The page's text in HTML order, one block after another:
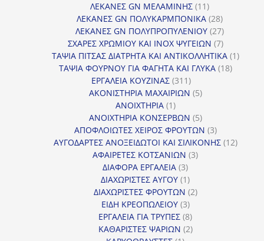
ΛΕΚΑΝΕΣ GN ΜΕΛΑΜΙΝΗΣ 1111
προϊόντα
ΛΕΚΑΝΕΣ GN ΠΟΛΥΚΑΡΜΠΟΝΙΚΑ 2828
προϊόντα
ΛΕΚΑΝΕΣ GN ΠΟΛΥΠΡΟΠΥΛΕΝΙΟΥ 2727
προϊόντα
ΣΧΑΡΕΣ ΧΡΩΜΙΟΥ ΚΑΙ INOX ΨΥΓΕΙΩΝ 77
προϊόντα
ΤΑΨΙΑ ΠΙΤΣΑΣ ΔΙΑΤΡΗΤΑ ΚΑΙ ΑΝΤΙΚΟΛΛΗΤΙΚΑ 11
ΤΑΨΙΑ ΦΟΥΡΝΟΥ ΓΙΑ ΦΑΓΗΤΑ ΚΑΙ ΓΛΥΚΑ 1818
ΕΡΓΑΛΕΙΑ ΚΟΥΖΙΝΑΣ 311311
προϊόντα
ΑΚΟΝΙΣΤΗΡΙΑ ΜΑΧΑΙΡΙΩΝ 55
ΑΝΟΙΧΤΗΡΙΑ 11
προϊόν
ΑΝΟΙΧΤΗΡΙΑ ΚΟΝΣΕΡΒΩΝ 55
προϊόντα
ΑΠΟΦΛΟΙΩΤΕΣ ΧΕΙΡΟΣ ΦΡΟΥΤΩΝ 33
προϊόντα
ΑΥΓΟΔΑΡΤΕΣ ΑΝΟΞΕΙΔΩΤΟΙ ΚΑΙ ΣΙΛΙΚΟΝΗΣ 1212
ΑΦΑΙΡΕΤΕΣ ΚΟΤΣΑΝΙΩΝ 33
ΔΙΑΦΟΡΑ ΕΡΓΑΛΕΙΑ 33
προϊόντα
ΔΙΑΧΩΡΙΣΤΕΣ ΑΥΓΟΥ 11
προϊόν
ΔΙΑΧΩΡΙΣΤΕΣ ΦΡΟΥΤΩΝ 22
ΕΙΔΗ ΚΡΕΟΠΩΛΕΙΟΥ 33
προϊόντα
ΕΡΓΑΛΕΙΑ ΓΙΑ ΤΡΥΠΕΣ 88
προϊόντα
ΚΑΘΑΡΙΣΤΕΣ ΨΑΡΙΩΝ 22